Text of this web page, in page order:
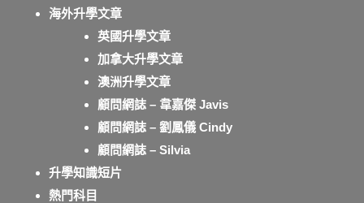
海外升學文章
英國升學文章
加拿大升學文章
澳洲升學文章
顧問網誌 – 韋嘉傑 Javis
顧問網誌 – 劉鳳儀 Cindy
顧問網誌 – Silvia
升學知識短片
熱門科目